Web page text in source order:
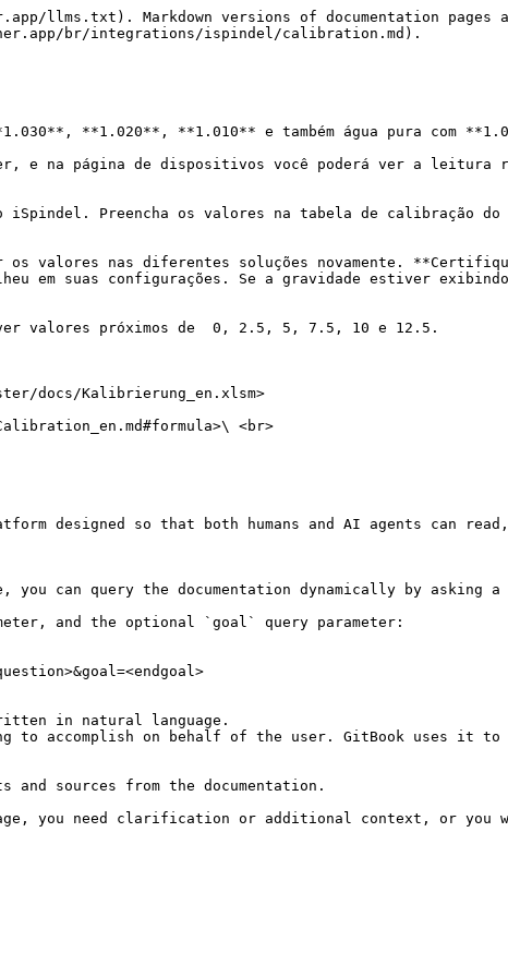
llms.txt). Markdown versions of documentation pages
br/integrations/ispindel/calibration.md).
**1.020**, **1.010** e também água pura com
e na página de dispositivos você poderá ver a leitura
Preencha os valores na tabela de calibração
valores nas diferentes soluções novamente.
em suas configurações. Se a gravidade estiver
ver valores próximos de  0, 2.5, 5, 7.5, 10 e 12.5.
docs/Kalibrierung_en.xlsm>
<br>
designed so that both humans and AI agents can
can query the documentation dynamically by asking a
and the optional `goal` query parameter:
in natural language.
accomplish on behalf of the user. GitBook uses it to
sources from the documentation.
you need clarification or additional context, or you